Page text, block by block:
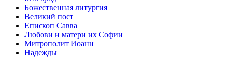
Божественная литургия
Великий пост
Епископ Савва
Любови и матери их Софии
Митрополит Иоанн
Надежды